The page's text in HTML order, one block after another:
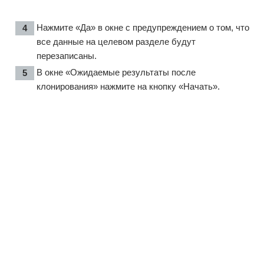
Нажмите «Да» в окне с предупреждением о том, что
все данные на целевом разделе будут
перезаписаны.
В окне «Ожидаемые результаты после
клонирования» нажмите на кнопку «Начать».